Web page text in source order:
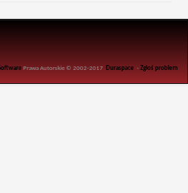
Prawa Autorskie © 2002-2017 Duraspace -Zgłoś problem